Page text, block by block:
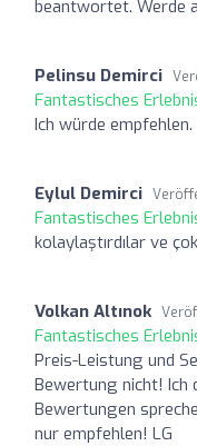
beantwortet. Werde
Pelinsu Demirci
Fantastisches
Ich würde empfehlen.
Eylul Demirci
Fantastisches
kolaylaştırdılar ve
Volkan Altınok
Fantastisches
Preis-Leistung und
Bewertung nicht! Ich
Bewertungen
nur empfehlen! LG